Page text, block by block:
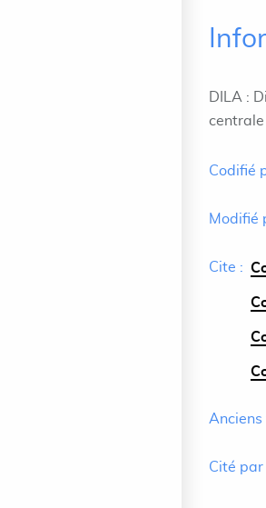
DILA :
Codifié
Modifié
Cite :
Cité par